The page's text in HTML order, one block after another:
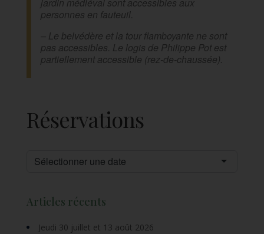
jardin médiéval sont accessibles aux
personnes en fauteuil.
– Le belvédère et la tour flamboyante ne sont
pas accessibles. Le logis de Philippe Pot est
partiellement accessible (rez-de-chaussée).
Réservations
Sélectionner une date
Articles récents
Jeudi 30 juillet et 13 août 2026